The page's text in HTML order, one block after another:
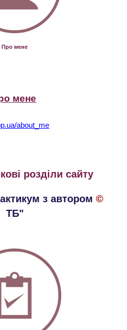
Про мене
мене
about_me
розділи сайту
завтором ©
ТБ"